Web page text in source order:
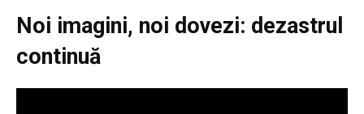
Noi imagini, noi dovezi: dezastrul
continuă